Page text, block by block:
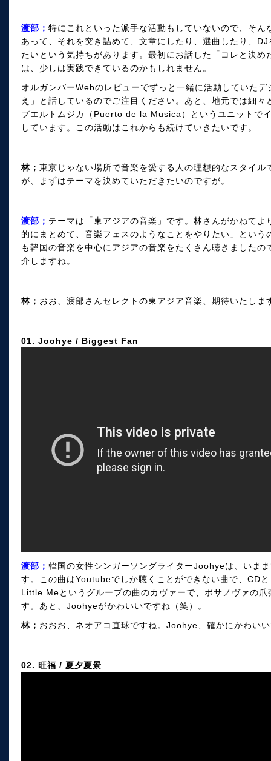
渡部； 特にこれといった派手な活動もしていないので、そ
あって、それを突き詰めて、文章にしたり、選曲したり、
たいという気持ちがあります。最初にお話した「コレと決
は、少しは実践できているのかもしれません。
オルガンバーWebのレビューでずっと一緒に活動していた
え」と話しているのでご注目ください。あと、地元では細
プエルトムジカ（Puerto de la Musica）というユニットで
しています。この活動はこれからも続けていきたいです。
林； 東京じゃない場所で音楽を愛する人の理想的なスタイ
が、まずはテーマを決めていただきたいのですが。
渡部； テーマは「東アジアの音楽」です。林さんがかねて
的にまとめて、音楽フェスのようなことをやりたい」とい
も韓国の音楽を中心にアジアの音楽をたくさん聴きました
介しますね。
林； おお、渡部さんセレクトの東アジア音楽、期待いたしま
01. Joohye / Biggest Fan
渡部； 韓国の女性シンガーソングライターJoohyeは、いま
す。この曲はYoutubeでしか聴くことができない曲で、CD
Little Meというグループの曲のカヴァーで、ボサノヴァの
す。あと、Joohyeがかわいいですね（笑）。
林； おおお、ネオアコ直球ですね。Joohye、確かにかわい
02. 旺福 / 夏夕夏景